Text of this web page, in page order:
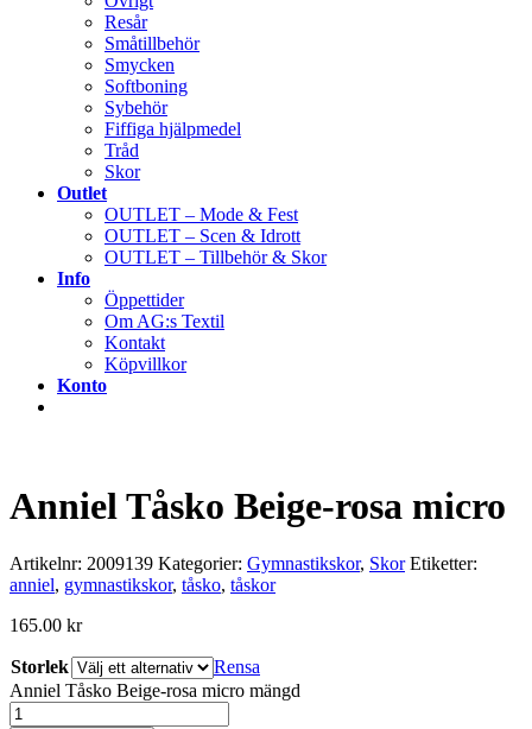
Resår
Småtillbehör
Smycken
Softboning
Sybehör
Fiffiga hjälpmedel
Tråd
Skor
Outlet
OUTLET – Mode & Fest
OUTLET – Scen & Idrott
OUTLET – Tillbehör & Skor
Info
Öppettider
Om AG:s Textil
Kontakt
Köpvillkor
Konto
Anniel Tåsko Beige-rosa micro
Artikelnr: 2009139 Kategorier: Gymnastikskor, Skor Etiketter:
anniel, gymnastikskor, tåsko, tåskor
165.00 kr
Storlek
Rensa
Anniel Tåsko Beige-rosa micro mängd